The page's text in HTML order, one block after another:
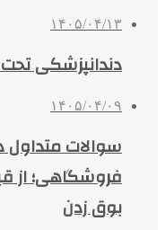
۱۴۰۵/۰۴/۱۳
دندانپزشکی
۱۴۰۵/۰۴/۰۹
سوالات متداول
فروشگاهی؛ از
بوق زدن